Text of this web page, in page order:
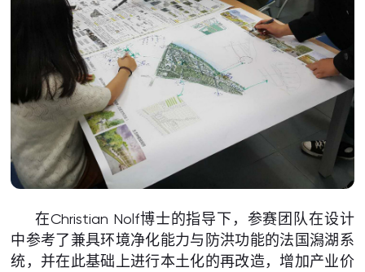
在Christian Nolf博士的指导下，参赛团队在设计
中参考了兼具环境净化能力与防洪功能的法国潟湖系
统，并在此基础上进行本土化的再改造，增加产业价